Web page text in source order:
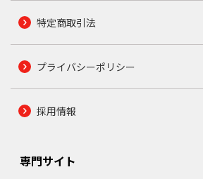
特定商取引法
プライバシーポリシー
採用情報
専門サイト